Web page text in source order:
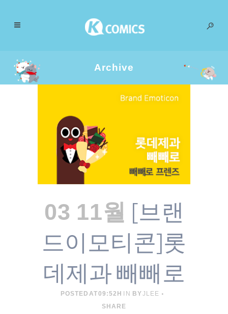
Archive
03 11월 [브랜
드이모티콘]롯
데제과 빼빼로
POSTED AT 09:52H IN BYJLEE
SHARE